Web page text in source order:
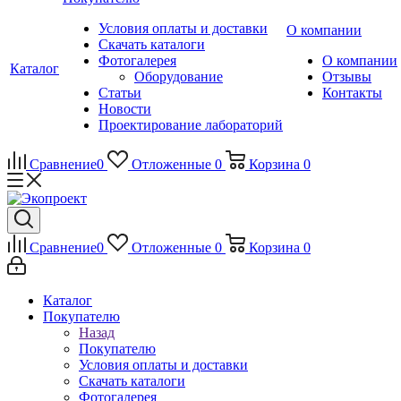
Каталог
Условия оплаты и доставки
Скачать каталоги
Фотогалерея
Оборудование
Статьи
Новости
Проектирование лабораторий
О компании
О компании
Отзывы
Контакты
Сравнение0 Отложенные 0 Корзина 0
Сравнение0 Отложенные 0 Корзина 0
Каталог
Покупателю
Назад
Покупателю
Условия оплаты и доставки
Скачать каталоги
Фотогалерея